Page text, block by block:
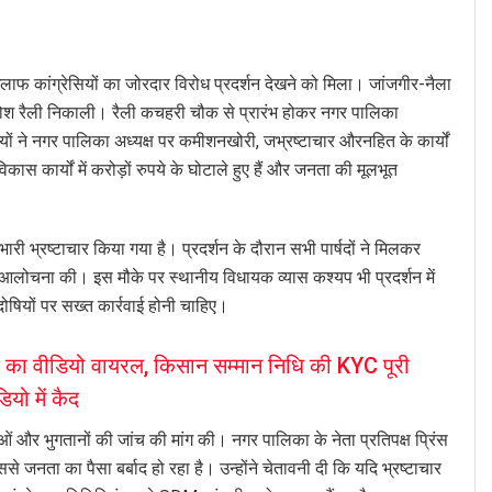
का जोरदार विरोध प्रदर्शन देखने को मिला। जांजगीर-नैला
निकाली। रैली कचहरी चौक से प्रारंभ होकर नगर पालिका
ने नगर पालिका अध्यक्ष पर कमीशनखोरी, जभ्रष्टाचार औरनहित के कार्यों
कार्यों में करोड़ों रुपये के घोटाले हुए हैं और जनता की मूलभूत
भ्रष्टाचार किया गया है। प्रदर्शन के दौरान सभी पार्षदों ने मिलकर
की। इस मौके पर स्थानीय विधायक व्यास कश्यप भी प्रदर्शन में
पर सख्त कार्रवाई होनी चाहिए।
वीडियो वायरल, किसान सम्मान निधि की KYC पूरी
में कैद
भुगतानों की जांच की मांग की। नगर पालिका के नेता प्रतिपक्ष प्रिंस
का पैसा बर्बाद हो रहा है। उन्होंने चेतावनी दी कि यदि भ्रष्टाचार